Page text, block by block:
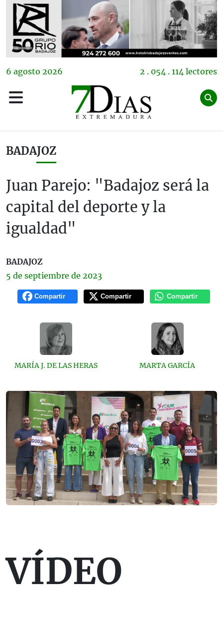
6 agosto 2026 2 . 054 . 114 lectores
BADAJOZ
Juan Parejo: "Badajoz será la
capital del deporte y la
igualdad"
BADAJOZ
5 de septiembre de 2023
Compartir Compartir Compartir
MARÍA J. DE LAS HERAS MARTA GARCÍA
VÍDEO